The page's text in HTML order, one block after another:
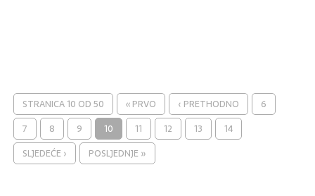
STRANICA 10 OD 50 « PRVO ‹ PRETHODNO
6
7
8 9 10 11 12 13
14
SLJEDEĆE ›
POSLJEDNJE »